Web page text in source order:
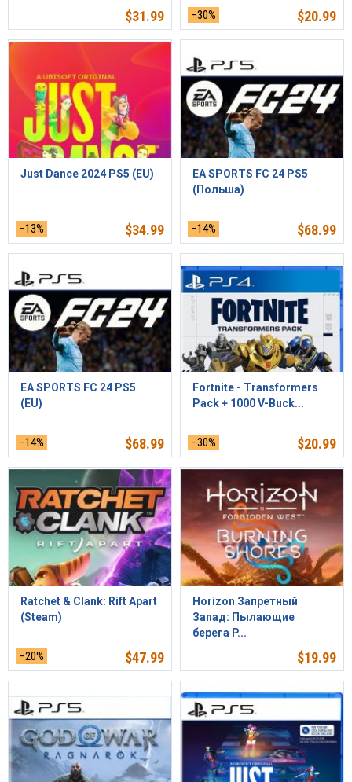
$31.99 –30% $20.99
Just Dance 2024 PS5 (EU)
–13% $34.99
EA SPORTS FC 24 PS5
(Польша)
–14% $68.99
EA SPORTS FC 24 PS5
(EU)
–14% $68.99
Fortnite - Transformers
Pack + 1000 V-Buck...
–30% $20.99
Ratchet & Clank: Rift Apart
(Steam)
–20% $47.99
Horizon Запретный
Запад: Пылающие
берега P...
$19.99